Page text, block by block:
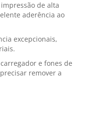
de alta
aderência ao
excepcionais,
e fones de
remover a